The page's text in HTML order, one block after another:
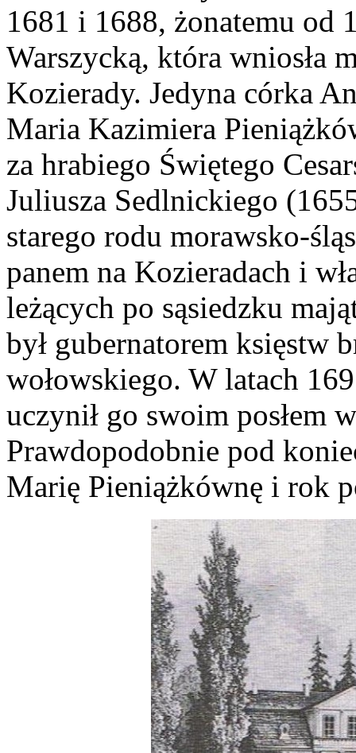
1681 i 1688, żonatemu od
Warszycką, która wniosła
Kozierady. Jedyna córka
Maria Kazimiera
za hrabiego Świętego
Juliusza Sedlnickiego
starego rodu morawsko-
panem na Kozieradach i
leżących po sąsiedzku
był gubernatorem księstw
wołowskiego. W latach
uczynił go swoim posłem
Prawdopodobnie pod
Marię Pieniążkównę i rok